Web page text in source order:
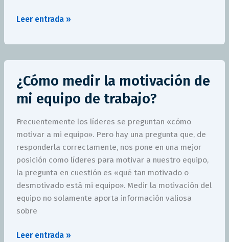
Leer entrada »
¿Cómo medir la motivación de
mi equipo de trabajo?
Frecuentemente los líderes se preguntan «cómo
motivar a mi equipo». Pero hay una pregunta que, de
responderla correctamente, nos pone en una mejor
posición como líderes para motivar a nuestro equipo,
la pregunta en cuestión es «qué tan motivado o
desmotivado está mi equipo». Medir la motivación del
equipo no solamente aporta información valiosa
sobre
medir
la
motivación
Leer entrada »